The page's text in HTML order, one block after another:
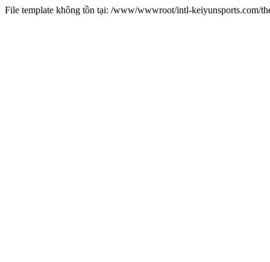
File template không tồn tại: /www/wwwroot/intl-keiyunsports.com/